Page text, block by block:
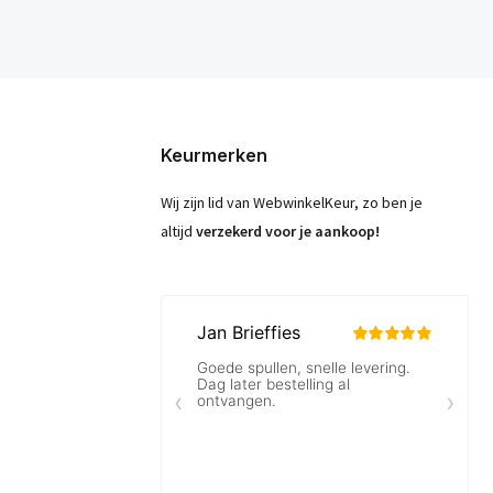
Keurmerken
Wij zijn lid van WebwinkelKeur, zo ben je
altijd verzekerd voor je aankoop!